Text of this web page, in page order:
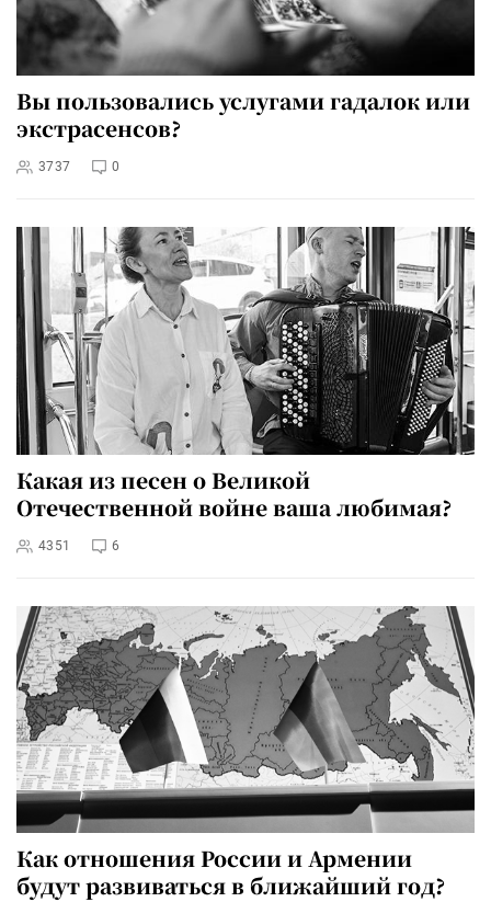
Вы пользовались услугами гадалок или
экстрасенсов?
3737 0
Какая из песен о Великой
Отечественной войне ваша любимая?
4351 6
Как отношения России и Армении
будут развиваться в ближайший год?